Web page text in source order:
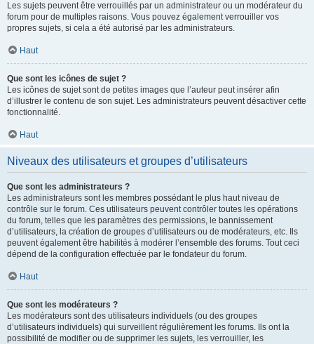
Les sujets peuvent être verrouillés par un administrateur ou un modérateur du
forum pour de multiples raisons. Vous pouvez également verrouiller vos
propres sujets, si cela a été autorisé par les administrateurs.
Haut
Que sont les icônes de sujet ?
Les icônes de sujet sont de petites images que l’auteur peut insérer afin
d’illustrer le contenu de son sujet. Les administrateurs peuvent désactiver cette
fonctionnalité.
Haut
Niveaux des utilisateurs et groupes d’utilisateurs
Que sont les administrateurs ?
Les administrateurs sont les membres possédant le plus haut niveau de
contrôle sur le forum. Ces utilisateurs peuvent contrôler toutes les opérations
du forum, telles que les paramètres des permissions, le bannissement
d’utilisateurs, la création de groupes d’utilisateurs ou de modérateurs, etc. Ils
peuvent également être habilités à modérer l’ensemble des forums. Tout ceci
dépend de la configuration effectuée par le fondateur du forum.
Haut
Que sont les modérateurs ?
Les modérateurs sont des utilisateurs individuels (ou des groupes
d’utilisateurs individuels) qui surveillent régulièrement les forums. Ils ont la
possibilité de modifier ou de supprimer les sujets, les verrouiller, les